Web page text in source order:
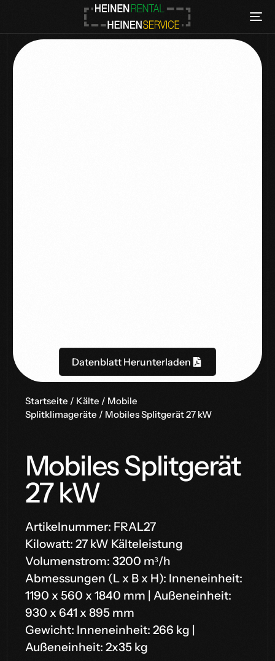
Datenblatt Herunterladen
Startseite / Kälte / Mobile
Splitklimageräte / Mobiles Splitgerät 27 kW
Mobiles Splitgerät
27 kW
Artikelnummer: FRAL27
Kilowatt: 27 kW Kälteleistung
Volumenstrom: 3200 m³/h
Abmessungen (L x B x H): Inneneinheit:
1190 x 560 x 1840 mm | Außeneinheit:
930 x 641 x 895 mm
Gewicht: Inneneinheit: 266 kg |
Außeneinheit: 2x35 kg